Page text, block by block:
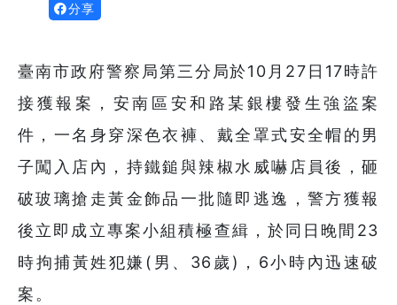
分享
臺南市政府警察局第三分局於10月27日17時許
接獲報案，安南區安和路某銀樓發生強盜案
件，一名身穿深色衣褲、戴全罩式安全帽的男
子闖入店內，持鐵鎚與辣椒水威嚇店員後，砸
破玻璃搶走黃金飾品一批隨即逃逸，警方獲報
後立即成立專案小組積極查緝，於同日晚間23
時拘捕黃姓犯嫌(男、36歲)，6小時內迅速破
案。